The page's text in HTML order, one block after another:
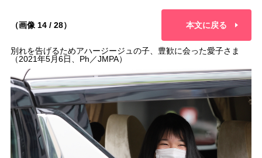
（画像 14 / 28） 本文に戻る
別れを告げるためアハージージュの子、豊歓に会った愛子さま
（2021年5月6日、Ph／JMPA）